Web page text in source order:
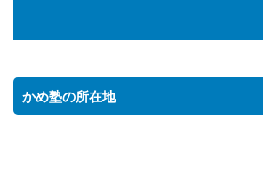
かめ塾の所在地